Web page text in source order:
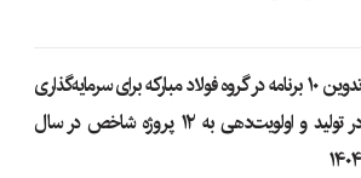
تدوین ۱۰ برنامه در گروه فولاد مبارکه برای سرمایه‌گذاری
در تولید و اولویت‌دهی به ۱۲ پروژه شاخص در سال
۱۴۰۴